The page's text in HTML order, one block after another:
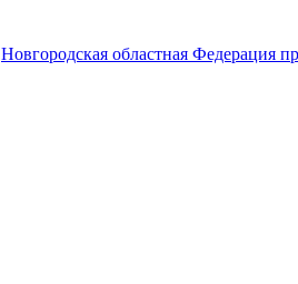
Новгородская областная Федерация